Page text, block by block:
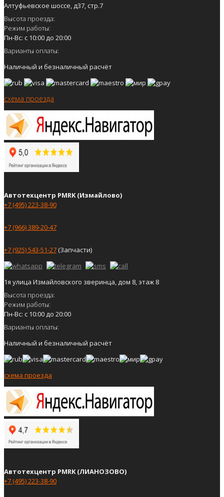
Алтуфьевское шоссе, д37, стр.7
Высота проезда:
Режим работы:
Пн-Вс: с 10:00 до 20:00
Варианты оплаты:
Наличный и безналичный расчёт
схема проезда
Автотехцентр PMRK (Измайлово)
+7 (495) 223-38-90
+7 (966) 389-20-47
+7 (925) 543-51-27(Запчасти)
1я улица Измайловского зверинца, дом 8, этаж 8
Высота проезда:
Режим работы:
Пн-Вс: с 10:00 до 20:00
Варианты оплаты:
Наличный и безналичный расчёт
схема проезда
Автотехцентр PMRK (ЛИАНОЗОВО)
+7 (495) 223-38-90